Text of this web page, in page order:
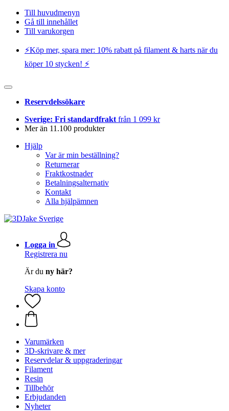
Till huvudmenyn
Gå till innehållet
Till varukorgen
⚡️Köp mer, spara mer: 10% rabatt på filament & harts när du
köper 10 stycken! ⚡️
Reservdelssökare
Sverige: Fri standardfrakt från 1 099 kr
Mer än 11.100 produkter
Hjälp
Var är min beställning?
Returnerar
Fraktkostnader
Betalningsalternativ
Kontakt
Alla hjälpämnen
Logga in
Registrera nu
Är du ny här?
Skapa konto
Varumärken
3D-skrivare & mer
Reservdelar & uppgraderingar
Filament
Resin
Tillbehör
Erbjudanden
Nyheter